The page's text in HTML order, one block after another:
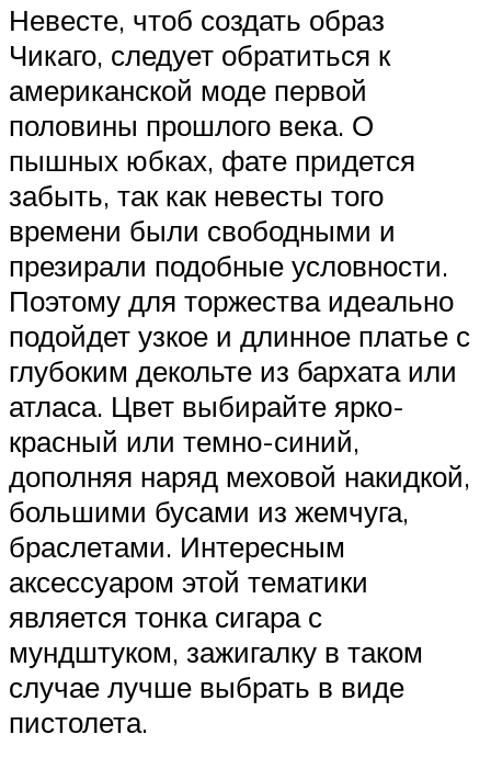
Невесте, чтоб создать образ
Чикаго, следует обратиться к
американской моде первой
половины прошлого века. О
пышных юбках, фате придется
забыть, так как невесты того
времени были свободными и
презирали подобные условности.
Поэтому для торжества идеально
подойдет узкое и длинное платье с
глубоким декольте из бархата или
атласа. Цвет выбирайте ярко-
красный или темно-синий,
дополняя наряд меховой накидкой,
большими бусами из жемчуга,
браслетами. Интересным
аксессуаром этой тематики
является тонка сигара с
мундштуком, зажигалку в таком
случае лучше выбрать в виде
пистолета.